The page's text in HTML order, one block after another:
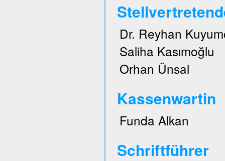
Dr. Reyhan
Saliha Kasımoğlu
Orhan Ünsal
Kassenwartin
Funda Alkan
Schriftführer